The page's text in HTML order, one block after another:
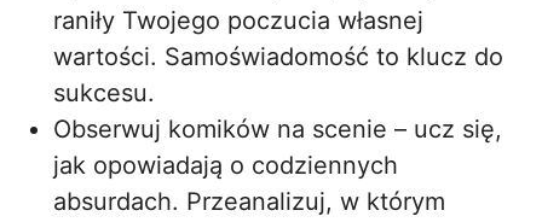
raniły Twojego poczucia własnej
wartości. Samoświadomość to klucz do
sukcesu.
Obserwuj komików na scenie – ucz się,
jak opowiadają o codziennych
absurdach. Przeanalizuj, w którym